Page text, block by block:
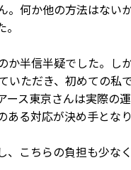
何か他の方法はな
半信半疑でした。
ただき、初めての私
ス東京さんは実際
る対応が決め手となり
こちらの負担も少